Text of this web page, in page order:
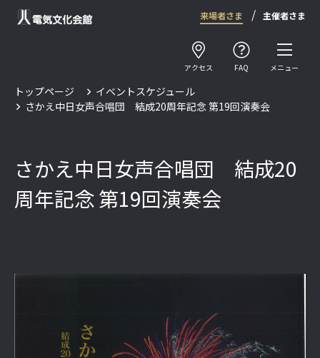
アクセス FAQ メニュー
来場者さま 主催者さま
トップページ
イベントスケジュール
さかえ中日女声合唱団 結成20周年記念 第19回演奏会
さかえ中日女声合唱団 結成20
周年記念 第19回演奏会